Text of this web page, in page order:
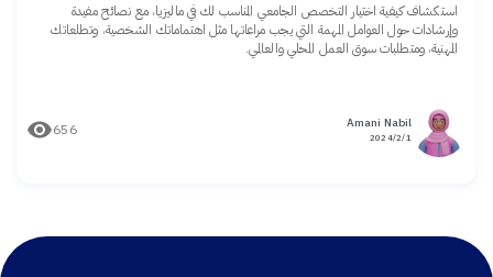
استكشاف كيفية اختيار التخصص الجامعي المناسب لك في ماليزيا، مع نصائح مفيدة
وإرشادات حول العوامل المهمة التي يجب مراعاتها مثل اهتماماتك الشخصية، وتطلعاتك
المهنية، ومتطلبات سوق العمل المحلي والعالمي.
Amani Nabil
1/‏2/‏2024
656